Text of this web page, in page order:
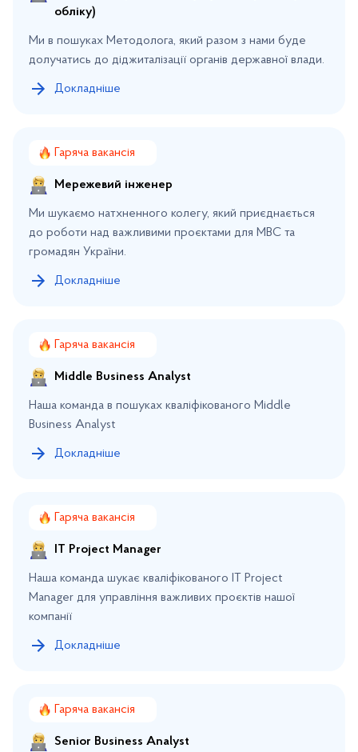
обліку)
Ми в пошуках Методолога, який разом з нами буде
долучатись до діджиталізації органів державної влади.
Докладніше
Гаряча вакансія
Мережевий інженер
Ми шукаємо натхненного колегу, який приєднається
до роботи над важливими проєктами для МВС та
громадян України.
Докладніше
Гаряча вакансія
Middle Business Analyst
Наша команда в пошуках кваліфікованого Middle
Business Analyst
Докладніше
Гаряча вакансія
IT Project Manager
Наша команда шукає кваліфікованого IT Project
Manager для управління важливих проєктів нашої
компанії
Докладніше
Гаряча вакансія
Senior Business Analyst